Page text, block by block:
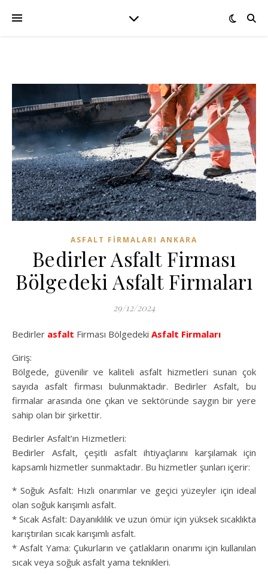
ASFALT FIRMALARI ANKARA
Bedirler Asfalt Firması
Bölgedeki Asfalt Firmaları
29/12/2024
Bedirler asfalt Firması Bölgedeki Asfalt Firmaları
Giriş:
Bölgede, güvenilir ve kaliteli asfalt hizmetleri sunan çok
sayıda asfalt firması bulunmaktadır. Bedirler Asfalt, bu
firmalar arasında öne çıkan ve sektöründe saygın bir yere
sahip olan bir şirkettir.
Bedirler Asfalt’ın Hizmetleri:
Bedirler Asfalt, çeşitli asfalt ihtiyaçlarını karşılamak için
kapsamlı hizmetler sunmaktadır. Bu hizmetler şunları içerir:
* Soğuk Asfalt: Hızlı onarımlar ve geçici yüzeyler için ideal
olan soğuk karışımlı asfalt.
* Sıcak Asfalt: Dayanıklılık ve uzun ömür için yüksek sıcaklıkta
karıştırılan sıcak karışımlı asfalt.
* Asfalt Yama: Çukurların ve çatlakların onarımı için kullanılan
sıcak veya soğuk asfalt yama teknikleri.